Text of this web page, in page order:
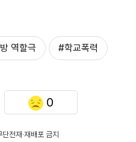
역할극 #학교폭력
0
전재·재배포 금지